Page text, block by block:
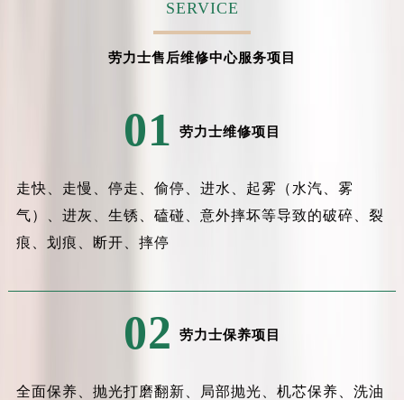
SERVICE
劳力士售后维修中心服务项目
01 劳力士维修项目
走快、走慢、停走、偷停、进水、起雾（水汽、雾
气）、进灰、生锈、磕碰、意外摔坏等导致的破碎、裂
痕、划痕、断开、摔停
02 劳力士保养项目
全面保养、抛光打磨翻新、局部抛光、机芯保养、洗油